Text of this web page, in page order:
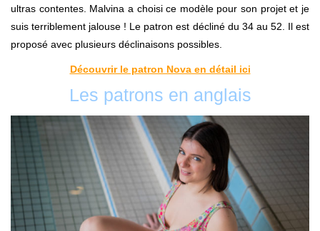
ultras contentes. Malvina a choisi ce modèle pour son projet et je
suis terriblement jalouse ! Le patron est décliné du 34 au 52. Il est
proposé avec plusieurs déclinaisons possibles.
Découvrir le patron Nova en détail ici
Les patrons en anglais